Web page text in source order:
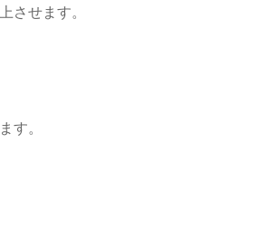
せます。
。